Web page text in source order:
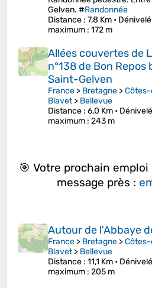
Gelven. #Randonnée
Distance : 7,8 Km •
maximum : 172 m
Allées couvertes de
n°138 de Bon
Saint-Gelven
France > Bretagne >
Blavet> Bellevue
Distance : 6,0 Km •
maximum : 243 m
🎯 Votre prochain
message près :
Autour de l'Abbaye
France > Bretagne >
Blavet> Bellevue
Distance : 11,1 Km •
maximum : 205 m